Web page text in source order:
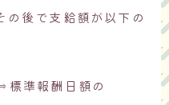
後で支給額が以下の
準報酬日額の